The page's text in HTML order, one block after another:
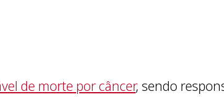
de morte por câncer, sendo